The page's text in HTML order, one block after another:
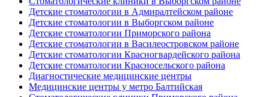
Детские стоматологии в Адмиралтейском районе
Детские стоматологии в Выборгском районе
Детские стоматологии Приморского района
Детские стоматологии в Василеостровском районе
Детские стоматологии Красногвардейского района
Детские стоматологии Красносельского района
Диагностические медицинские центры
Медицинские центры у метро Балтийская